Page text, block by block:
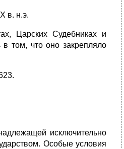
в. н.э.
Царских Судебниках и
том, что оно закрепляло
исключительно
Особые условия